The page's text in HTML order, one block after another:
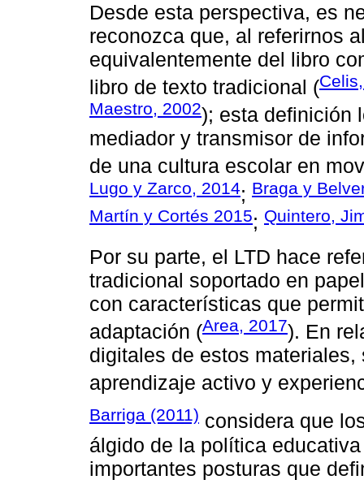
Desde esta perspectiva, es
reconozca que, al referirnos
equivalentemente del libro
libro de texto tradicional (
Maestro, 2002); esta definición
mediador y transmisor de
de una cultura escolar en
Lugo y Zarco, 2014; Braga y
Martín y Cortés 2015; Quintero,
Por su parte, el LTD hace
tradicional soportado en
con características que
adaptación (Area, 2017). En
digitales de estos
aprendizaje activo y
Barriga (2011) considera que
álgido de la política
importantes posturas que